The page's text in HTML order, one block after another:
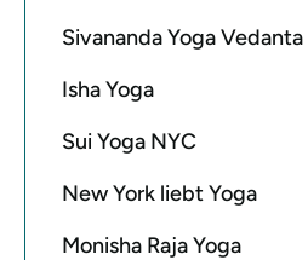
Sivananda Yoga
Isha Yoga
Sui Yoga NYC
New York liebt Yoga
Monisha Raja Yoga